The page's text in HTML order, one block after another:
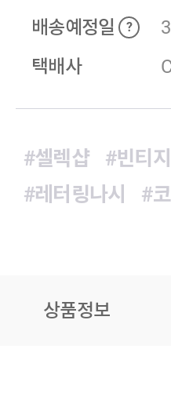
배송예정일
?
택배사
#셀렉샵 #빈티
#레터링나시
#
상품정보